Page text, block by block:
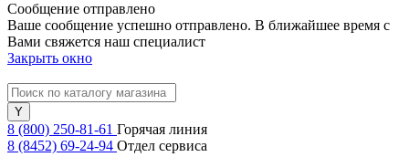
Сообщение отправлено
Ваше сообщение успешно отправлено. В ближайшее время с
Вами свяжется наш специалист
Закрыть окно
8 (800) 250-81-61 Горячая линия
8 (8452) 69-24-94 Отдел сервиса